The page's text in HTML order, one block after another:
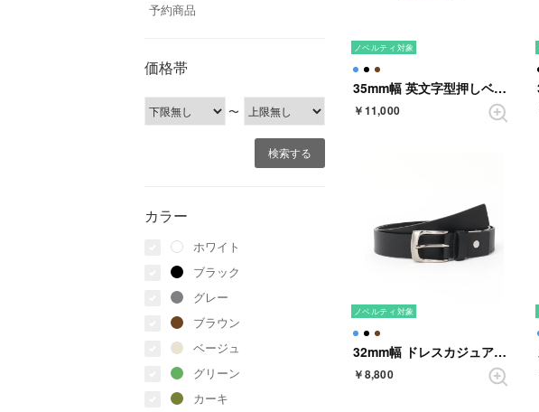
予約商品
価格帯
〜
カラー
ホワイト
ブラック
グレー
ブラウン
ベージュ
グリーン
カーキ
ノベルティ対象
35mm幅 英文字型押しベルト （BLACK）
￥11,000
ノベルティ対象
32mm幅 ドレスカジュアルベルト （BLACK）
￥8,800